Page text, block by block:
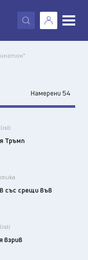
X
Намерени 54
Тръмп
със срещи във
взрив